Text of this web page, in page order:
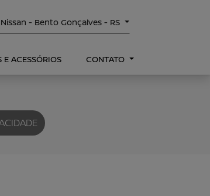
Nissan - Bento Gonçalves - RS
E ACESSÓRIOS CONTATO